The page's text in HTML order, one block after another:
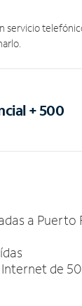
servicio
+ 500
a Puerto
de